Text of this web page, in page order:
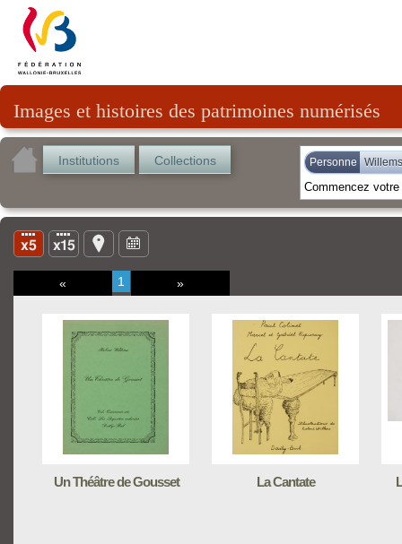
Images et histoires des patrimoines numérisés
Institutions Collections Personne
« 1 »
Un Théâtre de Gousset La Cantate